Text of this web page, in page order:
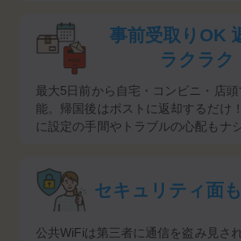
事前受取りOK
ラクラク
最大5日前から自宅・コンビニ・店
能。帰国後はポストに返却するだけ
に設定の手間やトラブルの心配もナ
セキュリティ面も
公共WiFiは第三者に通信を盗み見さ